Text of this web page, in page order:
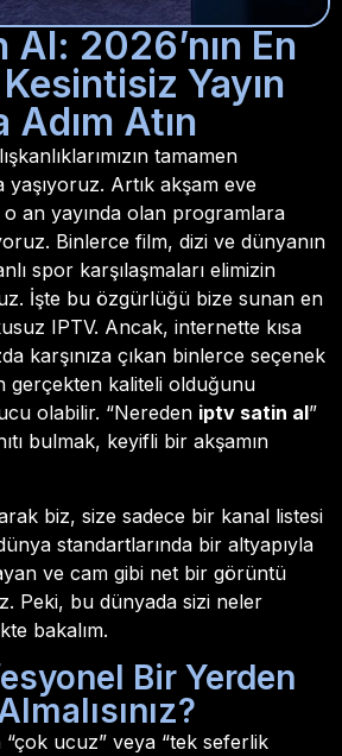
Al: 2026’nın En
Yayın
Adım Atın
tamamen
yaşıyoruz. Artık akşam eve
o an yayında olan programlara
Binlerce film, dizi ve dünyanın
spor karşılaşmaları elimizin
İşte bu özgürlüğü bize sunan en
IPTV. Ancak, internette kısa
karşınıza çıkan binlerce seçenek
gerçekten kaliteli olduğunu
olabilir. “Nereden iptv satin al”
bulmak, keyifli bir akşamın
biz, size sadece bir kanal listesi
standartlarında bir altyapıyla
ve cam gibi net bir görüntü
Peki, bu dünyada sizi neler
bakalım.
Bir Yerden
“çok ucuz” veya “tek seferlik